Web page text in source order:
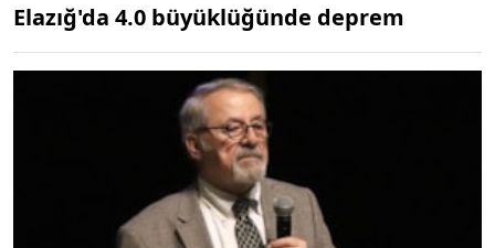
Elazığ'da 4.0 büyüklüğünde deprem